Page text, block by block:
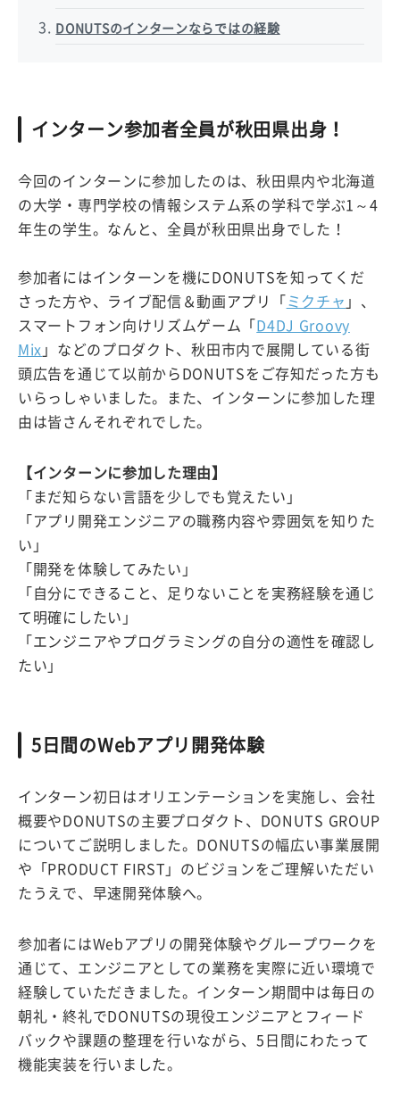
DONUTSのインターンならではの経験
インターン参加者全員が秋田県出身！
今回のインターンに参加したのは、秋田県内や北海道
の大学・専門学校の情報システム系の学科で学ぶ1～4
年生の学生。なんと、全員が秋田県出身でした！
参加者にはインターンを機にDONUTSを知ってくだ
さった方や、ライブ配信＆動画アプリ「 ミクチャ 」、
スマートフォン向けリズムゲーム「 D4DJ Groovy
Mix 」などのプロダクト、秋田市内で展開している街
頭広告を通じて以前からDONUTSをご存知だった方も
いらっしゃいました。また、インターンに参加した理
由は皆さんそれぞれでした。
【インターンに参加した理由】
「まだ知らない言語を少しでも覚えたい」
「アプリ開発エンジニアの職務内容や雰囲気を知りた
い」
「開発を体験してみたい」
「自分にできること、足りないことを実務経験を通じ
て明確にしたい」
「エンジニアやプログラミングの自分の適性を確認し
たい」
5日間のWebアプリ開発体験
インターン初日はオリエンテーションを実施し、会社
概要やDONUTSの主要プロダクト、DONUTS GROUP
についてご説明しました。DONUTSの幅広い事業展開
や「PRODUCT FIRST」のビジョンをご理解いただい
たうえで、早速開発体験へ。
参加者にはWebアプリの開発体験やグループワークを
通じて、エンジニアとしての業務を実際に近い環境で
経験していただきました。インターン期間中は毎日の
朝礼・終礼でDONUTSの現役エンジニアとフィード
バックや課題の整理を行いながら、5日間にわたって
機能実装を行いました。